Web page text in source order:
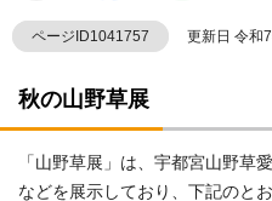
ページID1041757 更新日 令和7
秋の山野草展
「山野草展」は、宇都宮山野草
などを展示しており、下記のと